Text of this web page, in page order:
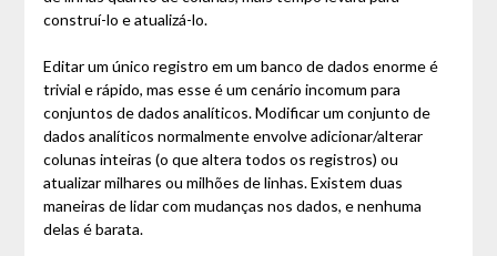
construí-lo e atualizá-lo.
Editar um único registro em um banco de dados enorme é
trivial e rápido, mas esse é um cenário incomum para
conjuntos de dados analíticos. Modificar um conjunto de
dados analíticos normalmente envolve adicionar/alterar
colunas inteiras (o que altera todos os registros) ou
atualizar milhares ou milhões de linhas. Existem duas
maneiras de lidar com mudanças nos dados, e nenhuma
delas é barata.